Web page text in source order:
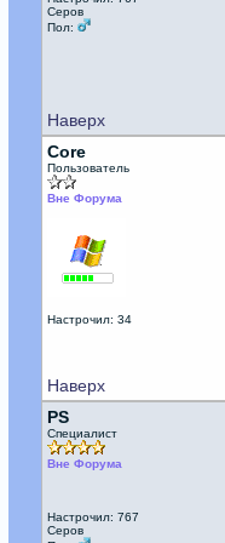
Серов
Пол:
Наверх
Core
Пользователь
Вне Форума
Настрочил: 34
Наверх
PS
Специалист
Вне Форума
Настрочил: 767
Серов